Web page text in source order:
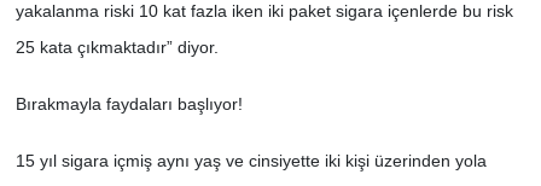
yakalanma riski 10 kat fazla iken iki paket sigara içenlerde bu risk
25 kata çıkmaktadır” diyor.
Bırakmayla faydaları başlıyor!
15 yıl sigara içmiş aynı yaş ve cinsiyette iki kişi üzerinden yola